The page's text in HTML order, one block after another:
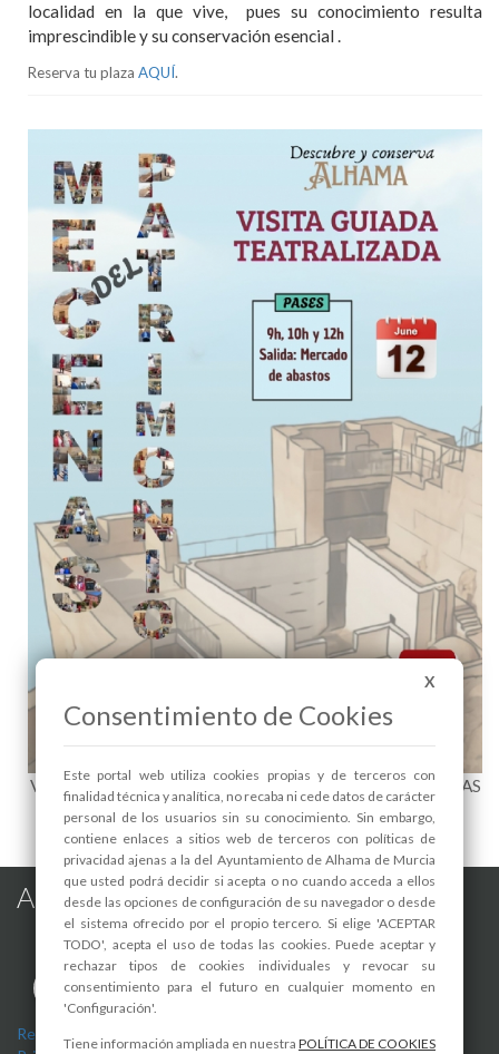
localidad en la que vive, pues su conocimiento resulta
imprescindible y su conservación esencial .
Reserva tu plaza AQUÍ.
VISITA TEATRALIZADA AMATEUR. PROYECTO MECENAS
DEL PATRIMONIO - 1
Alhama de Murcia en las Redes
Registro de actividades de tratamiento Aviso Legal
X
Consentimiento de Cookies
Este portal web utiliza cookies propias y de terceros con
finalidad técnica y analítica, no recaba ni cede datos de carácter
personal de los usuarios sin su conocimiento. Sin embargo,
contiene enlaces a sitios web de terceros con políticas de
privacidad ajenas a la del Ayuntamiento de Alhama de Murcia
que usted podrá decidir si acepta o no cuando acceda a ellos
desde las opciones de configuración de su navegador o desde
el sistema ofrecido por el propio tercero. Si elige 'ACEPTAR
TODO', acepta el uso de todas las cookies. Puede aceptar y
rechazar tipos de cookies individuales y revocar su
consentimiento para el futuro en cualquier momento en
'Configuración'.
Tiene información ampliada en nuestra POLÍTICA DE COOKIES